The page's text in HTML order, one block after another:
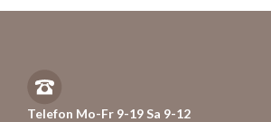
Telefon Mo-Fr 9-19 Sa 9-12